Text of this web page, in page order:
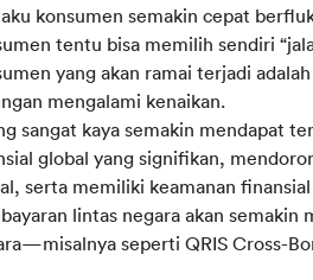
konsumen semakin cepat
tentu bisa memilih sendiri
yang akan ramai terjadi
mengalami kenaikan.
sangat kaya semakin mendapat
global yang signifikan,
serta memiliki keamanan
lintas negara akan semakin
seperti QRIS Cross-